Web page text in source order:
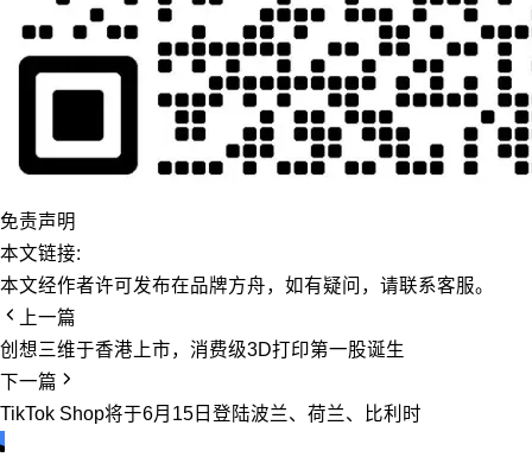
免责声明
本文链接:
本文经作者许可发布在品牌方舟，如有疑问，请联系客服。
上一篇
创想三维于香港上市，消费级3D打印第一股诞生
下一篇
TikTok Shop将于6月15日登陆波兰、荷兰、比利时